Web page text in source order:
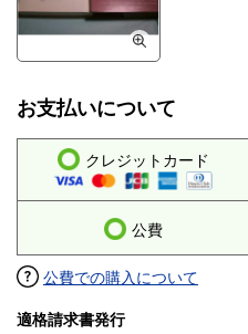
お支払いについて
クレジットカード
公費
公費での購入について
適格請求書発行